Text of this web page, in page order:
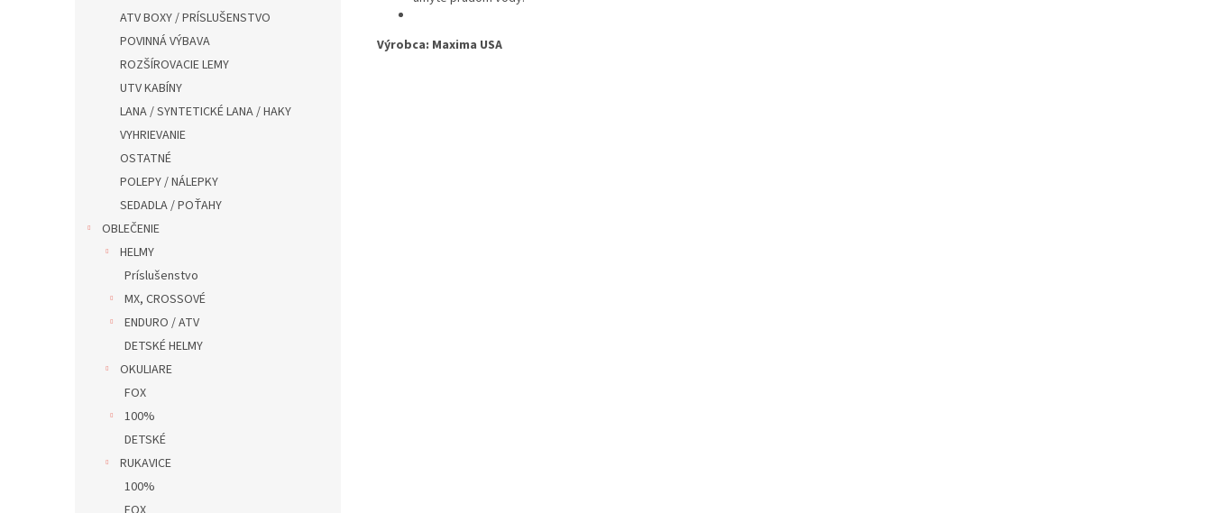
ATV BOXY / PRÍSLUŠENSTVO
POVINNÁ VÝBAVA
ROZŠÍROVACIE LEMY
UTV KABÍNY
LANA / SYNTETICKÉ LANA / HAKY
VYHRIEVANIE
OSTATNÉ
POLEPY / NÁLEPKY
SEDADLA / POŤAHY
OBLEČENIE
HELMY
Príslušenstvo
MX, CROSSOVÉ
ENDURO / ATV
DETSKÉ HELMY
OKULIARE
FOX
100%
DETSKÉ
RUKAVICE
100%
Výrobca: Maxima USA